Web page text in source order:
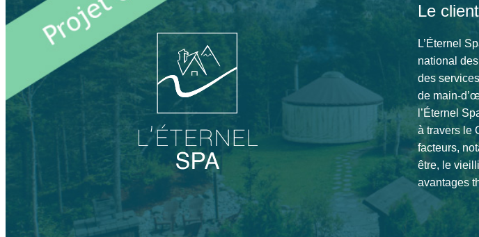
Le client
L’Éternel
national
des
de main-
l’Éternel
à travers le
facteurs,
être, le
avantages